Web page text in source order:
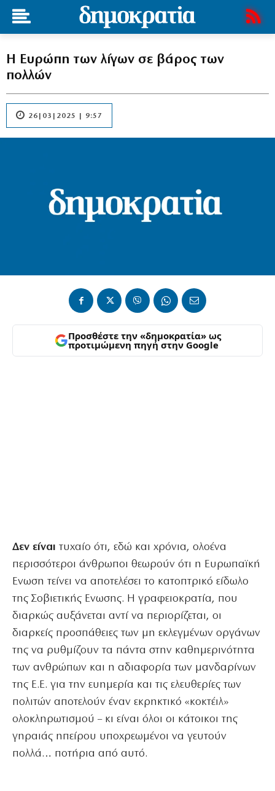
Η Ευρώπη των λίγων σε βάρος των
πολλών
26|03|2025 | 9:57
Προσθέστε την «δημοκρατία» ως
προτιμώμενη πηγή στην Google
Δεν είναι τυχαίο ότι, εδώ και χρόνια, ολοένα
περισσότεροι άνθρωποι θεωρούν ότι η Ευρωπαϊκή
Ενωση τείνει να αποτελέσει το κατοπτρικό είδωλο
της Σοβιετικής Ενωσης. Η γραφειοκρατία, που
διαρκώς αυξάνεται αντί να περιορίζεται, οι
διαρκείς προσπάθειες των μη εκλεγμένων οργάνων
της να ρυθμίζουν τα πάντα στην καθημερινότητα
των ανθρώπων και η αδιαφορία των μανδαρίνων
της Ε.Ε. για την ευημερία και τις ελευθερίες των
πολιτών αποτελούν έναν εκρηκτικό «κοκτέιλ»
ολοκληρωτισμού – κι είναι όλοι οι κάτοικοι της
γηραιάς ηπείρου υποχρεωμένοι να γευτούν
πολλά… ποτήρια από αυτό.